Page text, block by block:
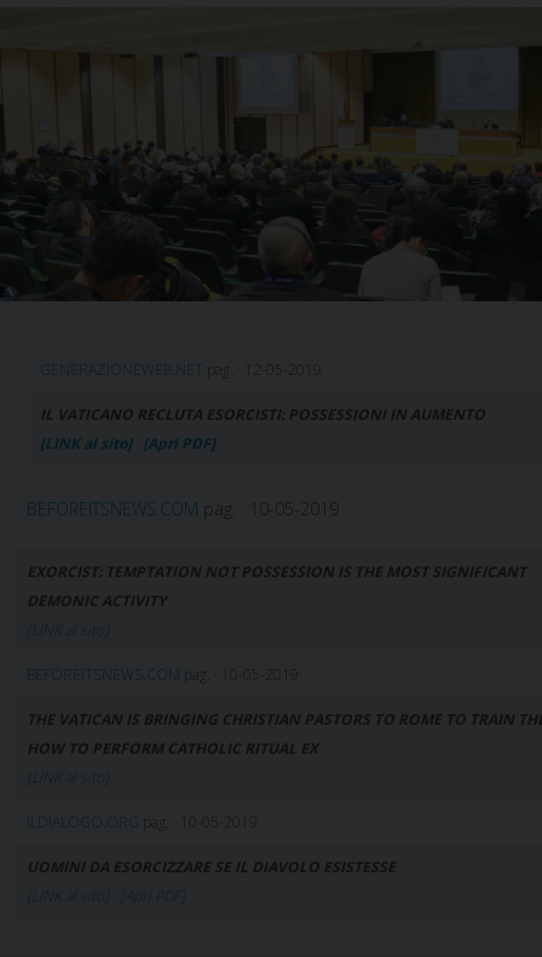
GENERAZIONEWEB.NET pag. · 12-05-2019
IL VATICANO RECLUTA ESORCISTI: POSSESSIONI IN AUMENTO
[LINK al sito] [Apri PDF]
BEFOREITSNEWS.COM pag. · 10-05-2019
EXORCIST: TEMPTATION NOT POSSESSION IS THE MOST SIGNIFICANT
DEMONIC ACTIVITY
[LINK al sito]
BEFOREITSNEWS.COM pag. · 10-05-2019
THE VATICAN IS BRINGING CHRISTIAN PASTORS TO ROME TO TRAIN
HOW TO PERFORM CATHOLIC RITUAL EX
[LINK al sito]
ILDIALOGO.ORG pag. · 10-05-2019
UOMINI DA ESORCIZZARE SE IL DIAVOLO ESISTESSE
[LINK al sito]
[Apri PDF]